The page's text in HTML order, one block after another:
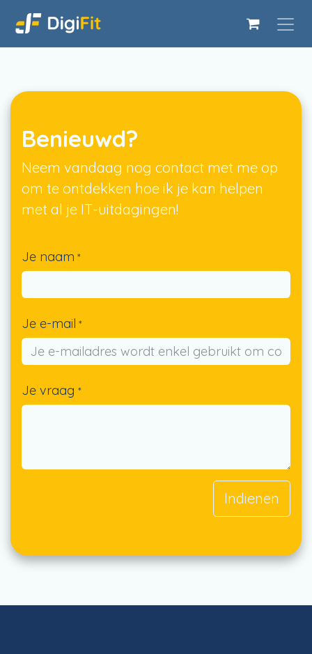
Overslaan naar inhoud
Benieuwd?
Neem vandaag nog contact met me op
om te ontdekken hoe ik je kan helpen
met al je IT-uitdagingen!
Je naam *
Je e-mail *
Je vraag *
Indienen